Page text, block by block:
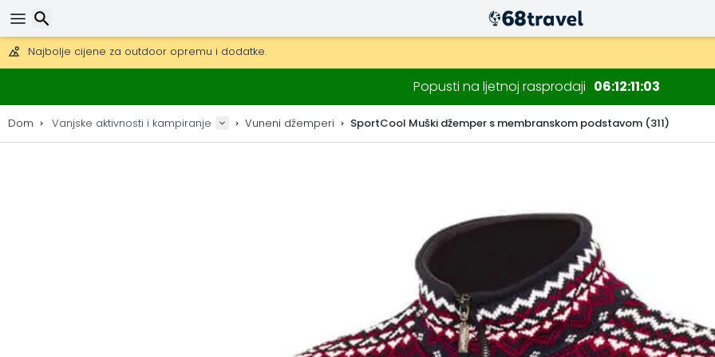
Besplatna dostava za narudžbe iznad 149 €.
Mogućnost slanja DHL Expressom (dostava unutar 24 sata)
30 dana za povrat, 90 dana za drvene karte i dekoracije.
Najbolje cijene za outdoor opremu i dodatke.
Popusti na ljetnoj rasprodaji 06121101
Dom Vanjske aktivnosti i kampiranje Vuneni džemperi SportCool Muški džemper s membranskom podstavom (311)